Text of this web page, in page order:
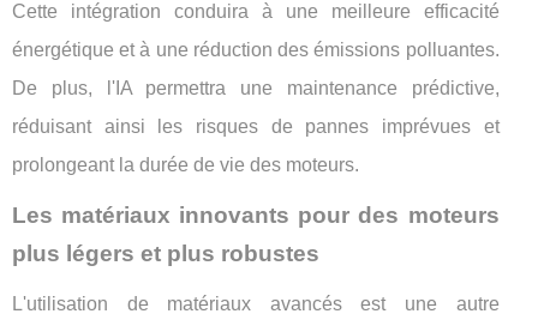
Cette intégration conduira à une meilleure efficacité
énergétique et à une réduction des émissions polluantes.
De plus, l'IA permettra une maintenance prédictive,
réduisant ainsi les risques de pannes imprévues et
prolongeant la durée de vie des moteurs.
Les matériaux innovants pour des moteurs
plus légers et plus robustes
L'utilisation de matériaux avancés est une autre